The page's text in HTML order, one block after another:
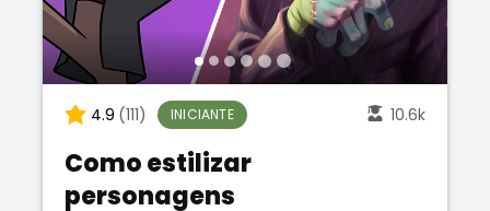
4.9 (111) INICIANTE 10.6k
Como estilizar
personagens